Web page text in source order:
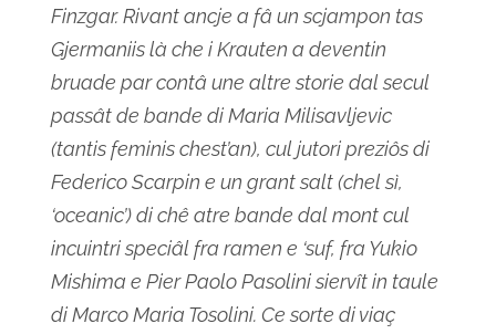
Finzgar. Rivant ancje a fâ un scjampon tas
Gjermaniis là che i Krauten a deventin
bruade par contâ une altre storie dal secul
passât de bande di Maria Milisavljevic
(tantis feminis chest’an), cul jutori preziôs di
Federico Scarpin e un grant salt (chel sì,
‘oceanic’) di chê atre bande dal mont cul
incuintri speciâl fra ramen e ‘suf, fra Yukio
Mishima e Pier Paolo Pasolini siervît in taule
di Marco Maria Tosolini. Ce sorte di viaç